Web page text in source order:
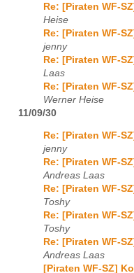
Re: [Piraten WF-
Heise
Re: [Piraten WF-
jenny
Re: [Piraten WF-
Laas
Re: [Piraten WF-
Werner Heise
11/09/30
Re: [Piraten WF-
jenny
Re: [Piraten WF-
Andreas Laas
Re: [Piraten WF-
Toshy
Re: [Piraten WF-
Toshy
Re: [Piraten WF-
Andreas Laas
[Piraten WF-SZ]